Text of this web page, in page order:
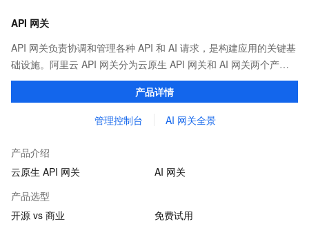
API 网关
API 网关负责协调和管理各种 API 和 AI 请求，是构建应用的关键基
础设施。阿里云 API 网关分为云原生 API 网关和 AI 网关两个产
品。
产品详情
管理控制台 AI 网关全景
产品介绍
云原生 API 网关
AI 网关
产品选型
开源 vs 商业
免费试用